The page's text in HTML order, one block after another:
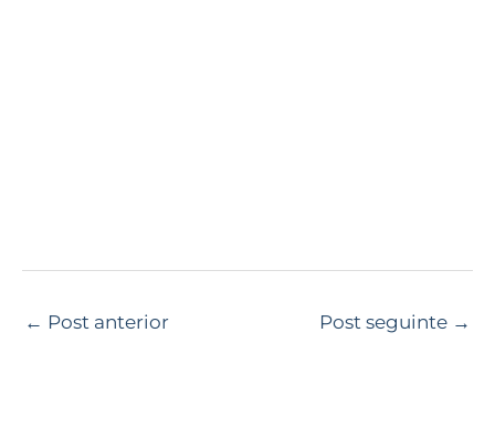
← Post anterior Post seguinte →